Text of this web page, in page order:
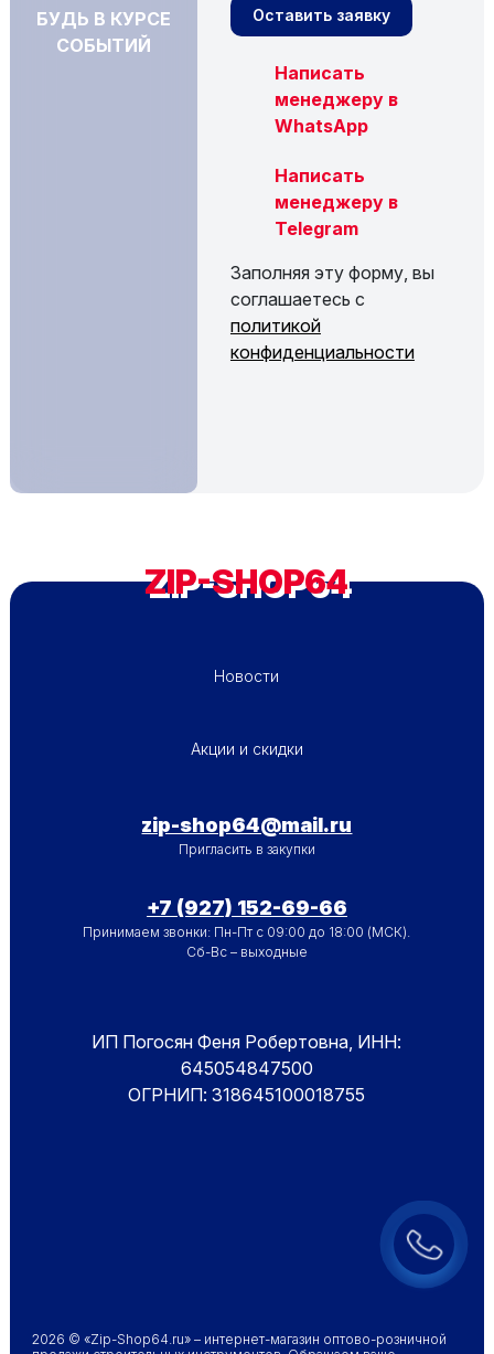
БУДЬ В КУРСЕ
СОБЫТИЙ
Оставить заявку
Написать
менеджеру в
WhatsApp
Написать
менеджеру в
Telegram
Заполняя эту форму, вы
соглашаетесь с
политикой
конфиденциальности
ZIP-SHOP64
Новости
ПОДВАЛ - МЕНЮ 2Акции и скидки
zip-shop64@mail.ru
Пригласить в закупки
+7 (927) 152-69-66
Принимаем звонки: Пн-Пт с 09:00 до 18:00 (МСК).
Сб-Вс – выходные
ИП Погосян Феня Робертовна, ИНН:
645054847500
ОГРНИП: 318645100018755
2026 © «Zip-Shop64.ru» – интернет-магазин оптово-розничной